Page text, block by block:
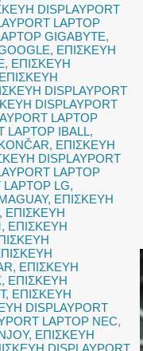
DISPLAYPORT
LAPTOP
GIGABYTE,
, ΕΠΙΣΚΕΥΗ
, ΕΠΙΣΚΕΥΗ
ΕΠΙΣΚΕΥΗ
DISPLAYPORT
DISPLAYPORT
LAPTOP
LAPTOP IBALL,
, ΕΠΙΣΚΕΥΗ
DISPLAYPORT
LAPTOP
LG,
, ΕΠΙΣΚΕΥΗ
, ΕΠΙΣΚΕΥΗ
, ΕΠΙΣΚΕΥΗ
, ΕΠΙΣΚΕΥΗ
, ΕΠΙΣΚΕΥΗ
, ΕΠΙΣΚΕΥΗ
DISPLAYPORT
LAPTOP NEC,
, ΕΠΙΣΚΕΥΗ